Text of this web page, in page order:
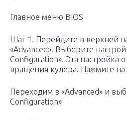
Главное меню BIOS
Шаг 1. Перейдите в верхней
«Advanced». Выберите
Configuration». Эта настройка
вращения кулера. Нажмите
Переходим в «Advanced» и
Configuration»